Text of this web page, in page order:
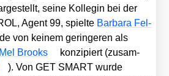
sei­ne Kol­le­gin bei der
Agent 99, spiel­te Bar­ba­ra Fel­
von kei­nem gerin­ge­ren als
Mel Brooks
kon­zi­piert (zusam­
). Von GET SMART wur­de